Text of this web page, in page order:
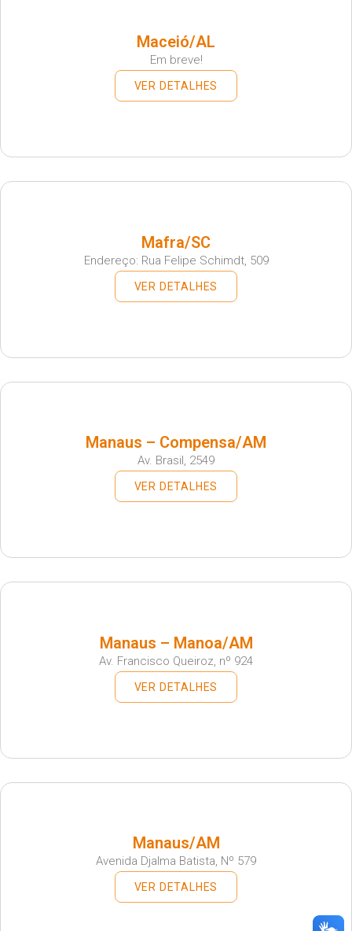
Maceió/AL
Em breve!
VER DETALHES
Mafra/SC
Endereço: Rua Felipe Schimdt, 509
VER DETALHES
Manaus – Compensa/AM
Av. Brasil, 2549
VER DETALHES
Manaus – Manoa/AM
Av. Francisco Queiroz, nº 924
VER DETALHES
Manaus/AM
Avenida Djalma Batista, Nº 579
VER DETALHES